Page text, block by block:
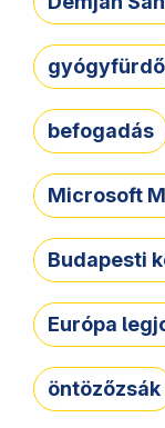
befogadás
Microsoft
Budapesti
Európa
öntözőzsák